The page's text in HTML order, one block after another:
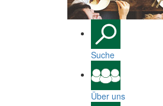
Suche
Über uns